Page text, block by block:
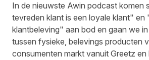
In de nieuwste Awin podcast komen
tevreden klant is een loyale klant" en
klantbeleving" aan bod en gaan we
tussen fysieke, belevings producten
consumenten markt vanuit Greetz